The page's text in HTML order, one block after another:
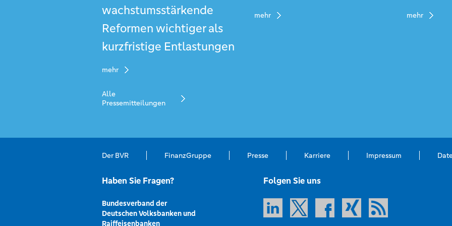
wachstumsstärkende
Reformen wichtiger als
kurzfristige Entlastungen
mehr
mehr mehr
Alle
Pressemitteilungen
Der BVR FinanzGruppe Presse Karriere Impressum
Haben Sie Fragen?
Bundesverband der
Deutschen Volksbanken und
Raiffeisenbanken
Folgen Sie uns